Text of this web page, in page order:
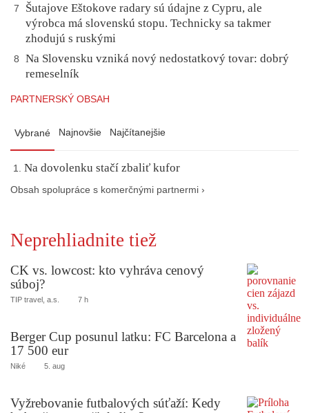
7
Šutajove Eštokove radary sú údajne z Cypru, ale
výrobca má slovenskú stopu. Technicky sa takmer
zhodujú s ruskými
8
Na Slovensku vzniká nový nedostatkový tovar: dobrý
remeselník
PARTNERSKÝ OBSAH
Vybrané Najnovšie Najčítanejšie
Na dovolenku stačí zbaliť kufor
Obsah spolupráce s komerčnými partnermi ›
Neprehliadnite tiež
CK vs. lowcost: kto vyhráva cenový
súboj?
TIP travel, a.s. 7 h
Berger Cup posunul latku: FC Barcelona a
17 500 eur
Niké 5. aug
Vyžrebovanie futbalových súťaží: Kedy